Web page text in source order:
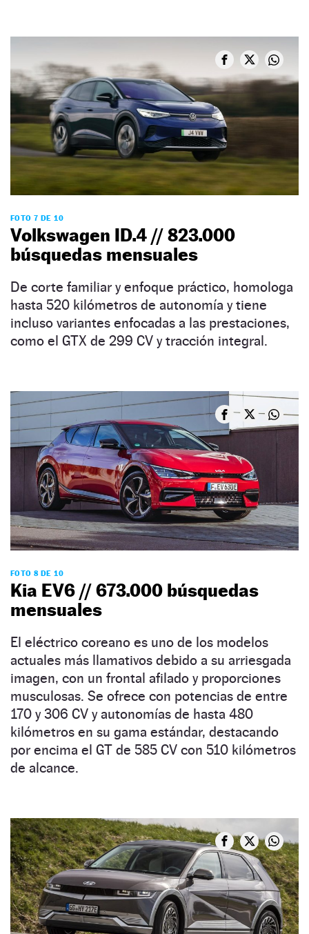
FOTO 7 DE 10
Volkswagen ID.4 // 823.000
búsquedas mensuales
De corte familiar y enfoque práctico, homologa
hasta 520 kilómetros de autonomía y tiene
incluso variantes enfocadas a las prestaciones,
como el GTX de 299 CV y tracción integral.
FOTO 8 DE 10
Kia EV6 // 673.000 búsquedas
mensuales
El eléctrico coreano es uno de los modelos
actuales más llamativos debido a su arriesgada
imagen, con un frontal afilado y proporciones
musculosas. Se ofrece con potencias de entre
170 y 306 CV y autonomías de hasta 480
kilómetros en su gama estándar, destacando
por encima el GT de 585 CV con 510 kilómetros
de alcance.